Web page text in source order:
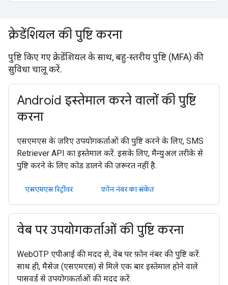
क्रेडेंशियल की पुष्टि करना
पुष्टि किए गए क्रेडेंशियल के साथ, बहु-स्तरीय पुष्टि (MFA) की
सुविधा चालू करें.
Android इस्तेमाल करने वालों की पुष्टि
करना
एसएमएस के ज़रिए उपयोगकर्ताओं की पुष्टि करने के लिए, SMS
Retriever API का इस्तेमाल करें. इसके लिए, मैन्युअल तरीके से
पुष्टि करने के लिए कोड डालने की ज़रूरत नहीं है.
एसएमएस रिट्रीवर फ़ोन नंबर का संकेत
वेब पर उपयोगकर्ताओं की पुष्टि करना
WebOTP एपीआई की मदद से, वेब पर फ़ोन नंबर की पुष्टि करें.
साथ ही, मैसेज (एसएमएस) से मिले एक बार इस्तेमाल होने वाले
पासवर्ड से उपयोगकर्ताओं की मदद करें.